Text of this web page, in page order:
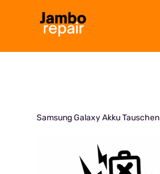
Samsung Galaxy Akku Tauschen